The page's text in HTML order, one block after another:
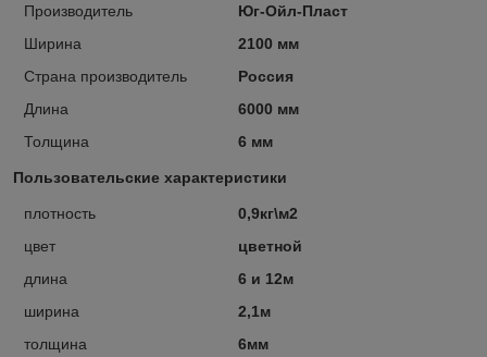
Производитель
Юг-Ойл-Пласт
Ширина
2100 мм
Страна производитель
Россия
Длина
6000 мм
Толщина
6 мм
Пользовательские характеристики
плотность
0,9кг\м2
цвет
цветной
длина
6 и 12м
ширина
2,1м
толщина
6мм